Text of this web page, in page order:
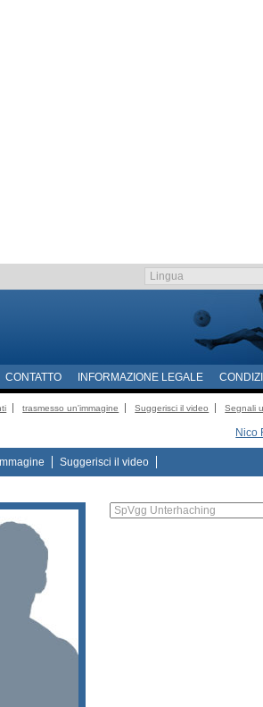
CONTATTO INFORMAZIONE LEGALE
trasmesso un'immagine Suggerisci il video
Segnali
Nico
Suggerisci il video